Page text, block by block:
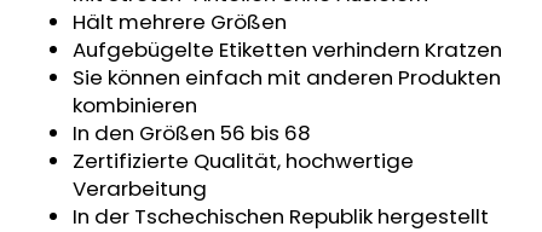
Hält mehrere Größen
Aufgebügelte Etiketten verhindern Kratzen
Sie können einfach mit anderen Produkten
kombinieren
In den Größen 56 bis 68
Zertifizierte Qualität, hochwertige
Verarbeitung
In der Tschechischen Republik hergestellt